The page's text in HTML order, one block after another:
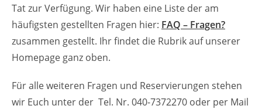
Tat zur Verfügung. Wir haben eine Liste der am
häufigsten gestellten Fragen hier: FAQ – Fragen?
zusammen gestellt. Ihr findet die Rubrik auf unserer
Homepage ganz oben.
Für alle weiteren Fragen und Reservierungen stehen
wir Euch unter der Tel. Nr. 040-7372270 oder per Mail